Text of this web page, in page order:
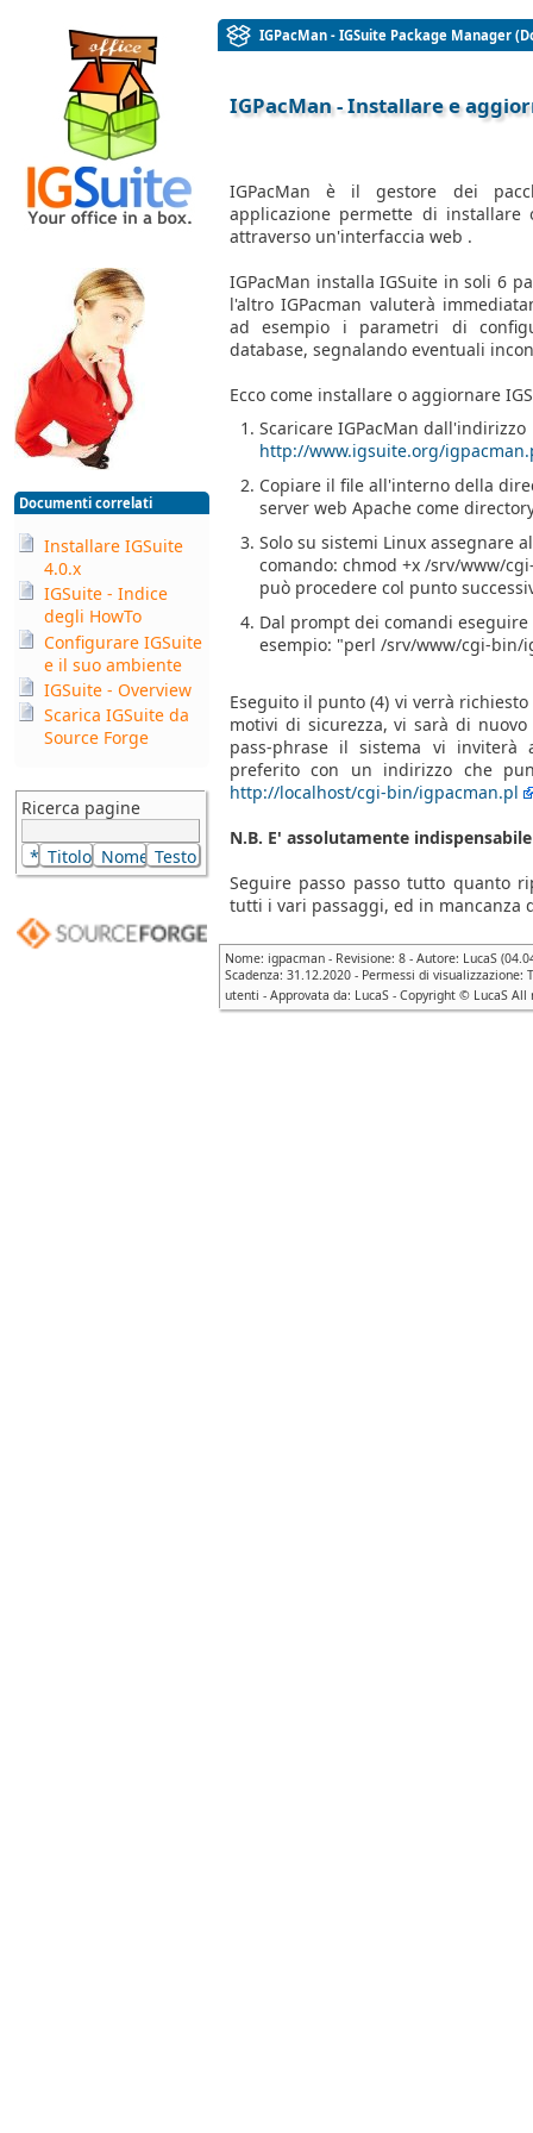
Documenti correlati
Installare IGSuite
4.0.x
IGSuite - Indice
degli HowTo
Configurare IGSuite
e il suo ambiente
IGSuite - Overview
Scarica IGSuite da
Source Forge
Ricerca pagine
IGPacMan - IGSuite Package Manager
IGPacMan - Installare e
IGPacMan è il gestore dei
applicazione permette di
attraverso un'interfaccia web .
IGPacMan installa IGSuite in soli 6
l'altro IGPacman valuterà
ad esempio i parametri di
database, segnalando eventuali
Ecco come installare o aggiornare
Scaricare IGPacMan dall'indirizzo
http://www.igsuite.org/
Copiare il file all'interno della
server web Apache come
Solo su sistemi Linux assegnare
comando: chmod +x /srv/www/
può procedere col punto
Dal prompt dei comandi
esempio: "perl /srv/www/cgi-bin/
Eseguito il punto (4) vi verrà
motivi di sicurezza, vi sarà di
pass-phrase il sistema vi
preferito con un indirizzo che
http://localhost/cgi-bin/igpacman.pl
N.B. E' assolutamente
Seguire passo passo tutto quanto
tutti i vari passaggi, ed in mancanza
Nome: igpacman - Revisione: 8 - Autore: LucaS
Scadenza: 31.12.2020 - Permessi di
utenti - Approvata da: LucaS - Copyright © LucaS